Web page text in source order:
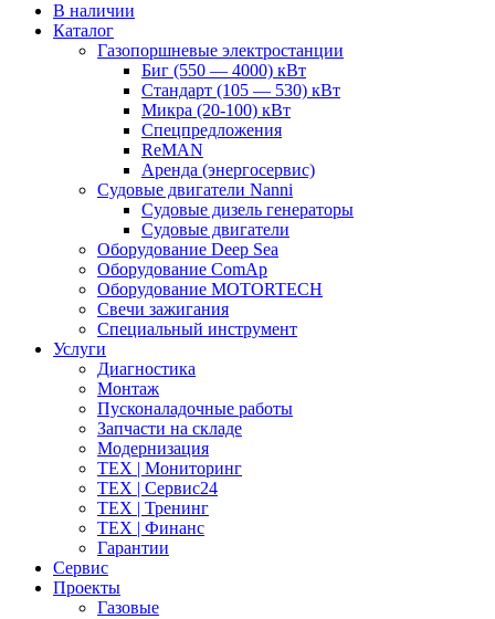
В наличии
Каталог
Газопоршневые электростанции
Биг (550 — 4000) кВт
Стандарт (105 — 530) кВт
Микра (20-100) кВт
Спецпредложения
ReMAN
Аренда (энергосервис)
Судовые двигатели Nanni
Судовые дизель генераторы
Судовые двигатели
Оборудование Deep Sea
Оборудование ComAp
Оборудование MOTORTECH
Свечи зажигания
Специальный инструмент
Услуги
Диагностика
Монтаж
Пусконаладочные работы
Запчасти на складе
Модернизация
ТЕХ | Мониторинг
ТЕХ | Сервис24
ТЕХ | Тренинг
ТЕХ | Финанс
Гарантии
Сервис
Проекты
Газовые